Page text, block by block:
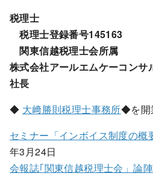
税理士
税理士登録番号145163
関東信越税理士会所属
株式会社アールエムケーコン
社長
◆ 大﨑勝則税理士事務所◆を開
セミナー「インボイス制度の概
年3月24日
会報誌｢関東信越税理士会」論陣